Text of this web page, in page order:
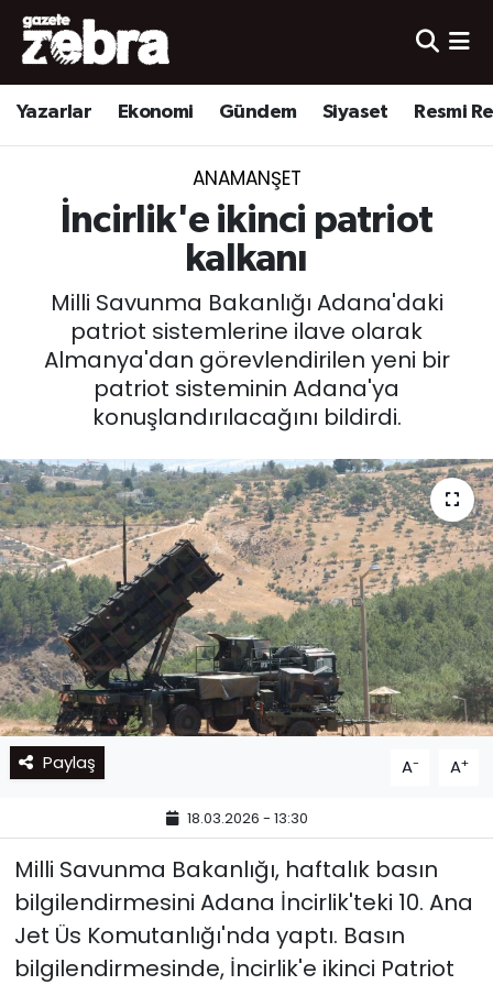
Yazarlar Ekonomi Gündem Siyaset Resmi
ANAMANŞET
İncirlik'e ikinci patriot
kalkanı
Milli Savunma Bakanlığı Adana'daki
patriot sistemlerine ilave olarak
Almanya'dan görevlendirilen yeni bir
patriot sisteminin Adana'ya
konuşlandırılacağını bildirdi.
Paylaş A- A+
18.03.2026 - 13:30
Milli Savunma Bakanlığı, haftalık basın
bilgilendirmesini Adana İncirlik'teki 10. Ana
Jet Üs Komutanlığı'nda yaptı. Basın
bilgilendirmesinde, İncirlik'e ikinci Patriot
Yazarlar
Ekonomi
Kültür-Sanat
Spor
Nöbetçi Eczaneler
Hava Durumu
Trafik Durumu
Süper Lig Puan Durumu ve Fikstür
Tüm Manşetler
Son Dakika Haberleri
Haber Arşivi